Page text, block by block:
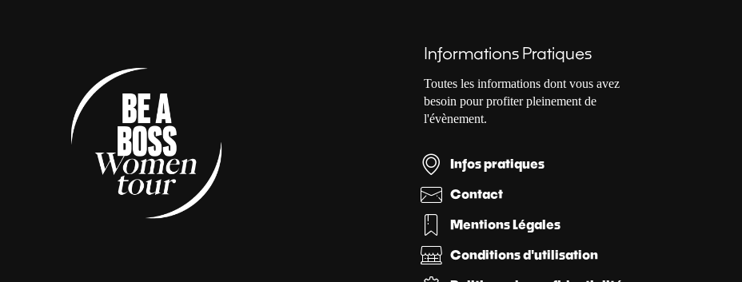
Informations Pratiques
Toutes les informations dont vous avez
besoin pour profiter pleinement de
l'évènement.
Infos pratiques
Contact
Mentions Légales
Conditions d'utilisation